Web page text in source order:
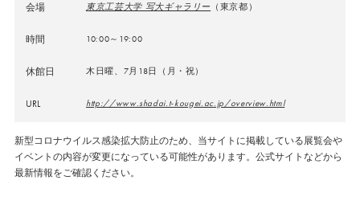
会場 東京工芸大学 写大ギャラリー （東京都）
時間 10:00～19:00
休館日 木日曜、7月18日（月・祝）
URL http://www.shadai.t-kougei.ac.jp/overview.html
新型コロナウイルス感染拡大防止のため、当サイトに掲載している展覧会や
イベントの内容が変更になっている可能性があります。公式サイトなどから
最新情報をご確認ください。